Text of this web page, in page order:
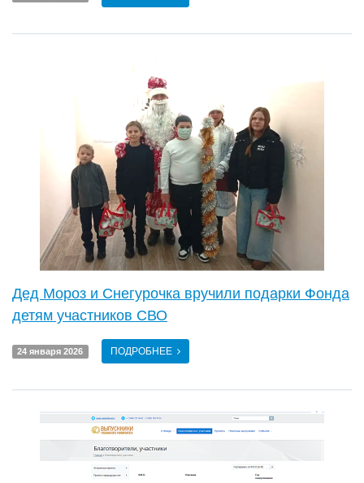
Дед Мороз и Снегурочка вручили подарки Фонда
детям участников СВО
24 января 2026 ПОДРОБНЕЕ